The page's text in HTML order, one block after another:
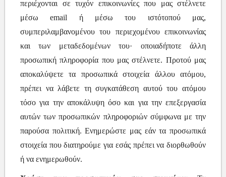
περιέχονται σε τυχόν επικοινωνίες που μας στέλνετε
μέσω email ή μέσω του ιστότοπού μας,
συμπεριλαμβανομένου του περιεχομένου επικοινωνίας
και των μεταδεδομένων του· οποιαδήποτε άλλη
προσωπική πληροφορία που μας στέλνετε. Προτού μας
αποκαλύψετε τα προσωπικά στοιχεία άλλου ατόμου,
πρέπει να λάβετε τη συγκατάθεση αυτού του ατόμου
τόσο για την αποκάλυψη όσο και για την επεξεργασία
αυτών των προσωπικών πληροφοριών σύμφωνα με την
παρούσα πολιτική. Ενημερώστε μας εάν τα προσωπικά
στοιχεία που διατηρούμε για εσάς πρέπει να διορθωθούν
ή να ενημερωθούν.